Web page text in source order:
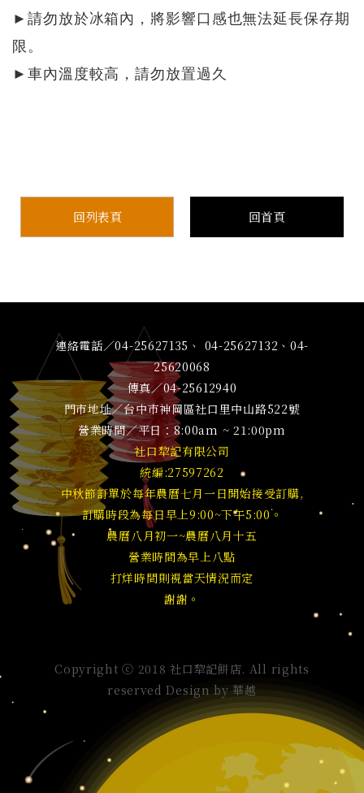
►請勿放於冰箱內，將影響口感也無法延長保存期
限。
►車內溫度較高，請勿放置過久
回列表頁 回首頁
連絡電話／04-25627135、 04-25627132、04-
25620068
傳真／04-25612940
門市地址／台中市神岡區社口里中山路522號
營業時間／平日：8:00am ~ 21:00pm
社口犂記有限公司
統編:27597262
中秋節訂單於每年農曆七月一日開始接受訂購,
訂購時段為每日早上9:00~下午5:00。
農曆八月初一~農曆八月十五
營業時間為早上八點
打烊時間則視當天情況而定
謝謝。
Copyright ⓒ 2018 社口犂記餅店. All rights
reserved Design by華越